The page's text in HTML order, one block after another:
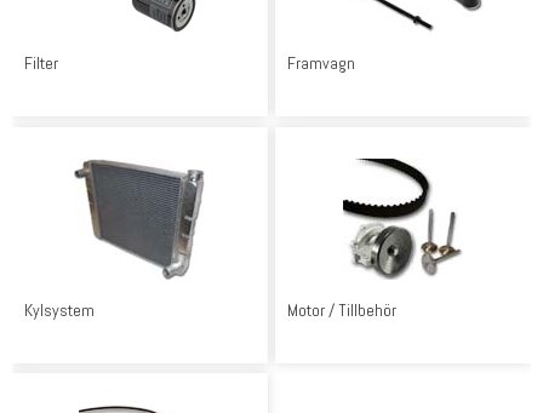
Filter Framvagn
Kylsystem Motor / Tillbehör